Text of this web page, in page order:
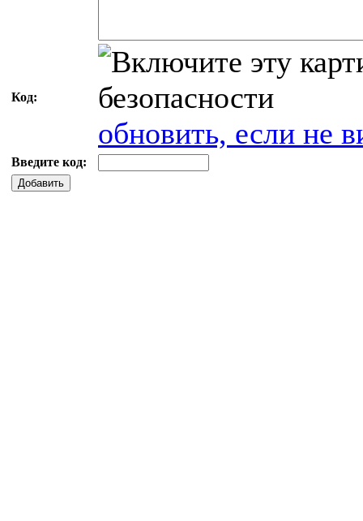
Код:
обновить, если не
Введите код:
Добавить